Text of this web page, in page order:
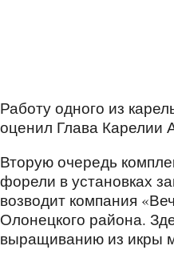
Работу одного из
оценил Глава Карелии
Вторую очередь
форели в установках
возводит компания
Олонецкого района.
выращиванию из икры